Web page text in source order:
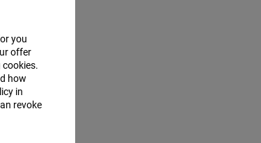
you
offer
how
in
revoke